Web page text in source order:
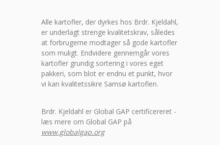
Alle kartofler, der dyrkes hos Brdr. Kjeldahl,
er underlagt strenge kvalitetskrav, således
at forbrugerne modtager så gode kartofler
som muligt. Endvidere gennemgår vores
kartofler grundig sortering i vores eget
pakkeri, som blot er endnu et punkt, hvor
vi kan kvalitetssikre Samsø kartoflen.
Brdr. Kjeldahl er Global GAP certificereret -
læs mere om Global GAP på
www.globalgap.org